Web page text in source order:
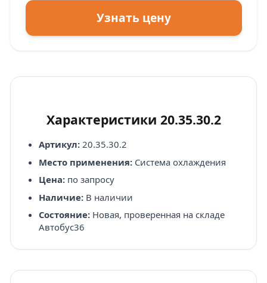
Узнать цену
Характеристики 20.35.30.2
Артикул:20.35.30.2
Место применения:Система охлаждения
Цена:по запросу
Наличие:В наличии
Состояние:Новая, проверенная на складе
Автобус36